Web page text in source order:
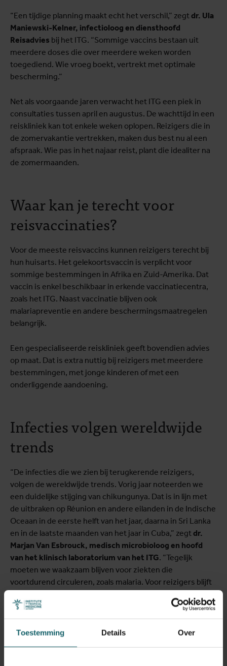
Toestemming Details Over
“Een tijdige planning maakt echt het verschil,” zegt dr. Ula
Maniewski-Kelner, infectioloog en diensthoofd
Reisadvies bij het ITG. “Sommige vaccins bestaan uit
meerdere doses die over meerdere weken worden
toegediend. Wie vroeg boekt, vertrekt met optimale
bescherming.”
Net als voorgaande jaren verwacht het ITG een piek in
consultaties tussen april en augustus. De wachttijd in een
reiskliniek kan tot enkele weken oplopen. Reizigers die in
de zomervakantie vertrekken, maken dus best nu al een
afspraak. Wie pas in het najaar reist, plant die idealiter na
de zomermaanden.
Waar kan je terecht voor
reisvaccinaties?
Voor de meeste reisvaccins kunnen reizigers terecht bij
hun huisarts. Het gelekoortsvaccin is verplicht voor
sommige bestemmingen in Afrika en Zuid-Amerika. Dat
vaccin is enkel beschikbaar in erkende vaccinatiecentra,
zoals het ITG. Naast vaccinatie blijven ook
malariapreventie en andere beschermingsmaatregelen
belangrijk.
Een gespecialiseerde reiskliniek geeft bovendien advies
op maat. Dat is extra nuttig bij reizigers met meerdere
bestemmingen, met jonge kinderen of met een
onderliggende aandoening.
Infecties volgen wereldwijde
trends
“De infecties die we zien bij terugkerende reizigers,
volgen de wereldwijde trends. Vorig jaar noteerden we
een duidelijke stijging van chikungunya. Dat is in lijn met
de uitbraken op Réunion en andere eilanden in de Indische
Oceaan in de eerste helft van het jaar, daarna in Sri Lanka
en in de laatste maanden van het jaar in Cuba,” zegt dr.
Marjan Van Esbrouck, medisch microbioloog en hoofd
van het klinisch laboratorium van het ITG. “Tegelijk
moeten we waakzaam blijven voor ziekten die
voortdurend circuleren, zoals malaria. Voor reizigers blijft
verlopen en snelle behandeling is cruciaal”
Slim op reis met Wanda